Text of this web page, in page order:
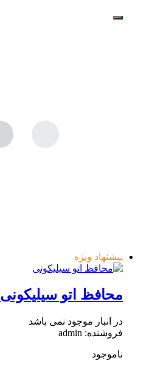
پیشنهاد ویژه
محافظ اتو سیلیکونی
در انبار موجود نمی باشد
فروشنده: admin
ناموجود